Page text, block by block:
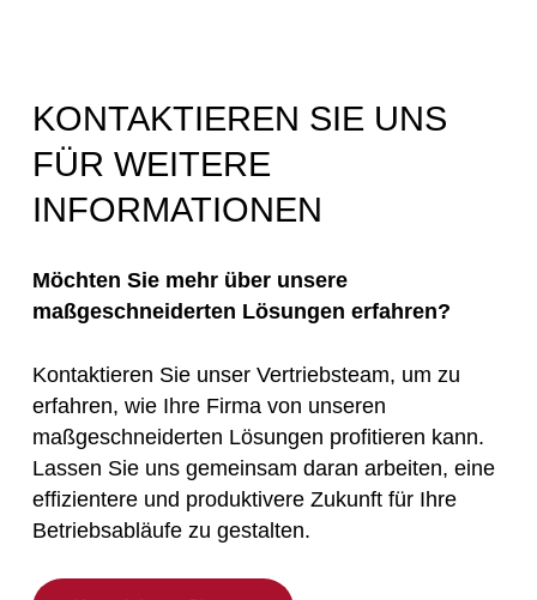
KONTAKTIEREN SIE UNS
FÜR WEITERE
INFORMATIONEN
Möchten Sie mehr über unsere
maßgeschneiderten Lösungen erfahren?
Kontaktieren Sie unser Vertriebsteam, um zu
erfahren, wie Ihre Firma von unseren
maßgeschneiderten Lösungen profitieren kann.
Lassen Sie uns gemeinsam daran arbeiten, eine
effizientere und produktivere Zukunft für Ihre
Betriebsabläufe zu gestalten.